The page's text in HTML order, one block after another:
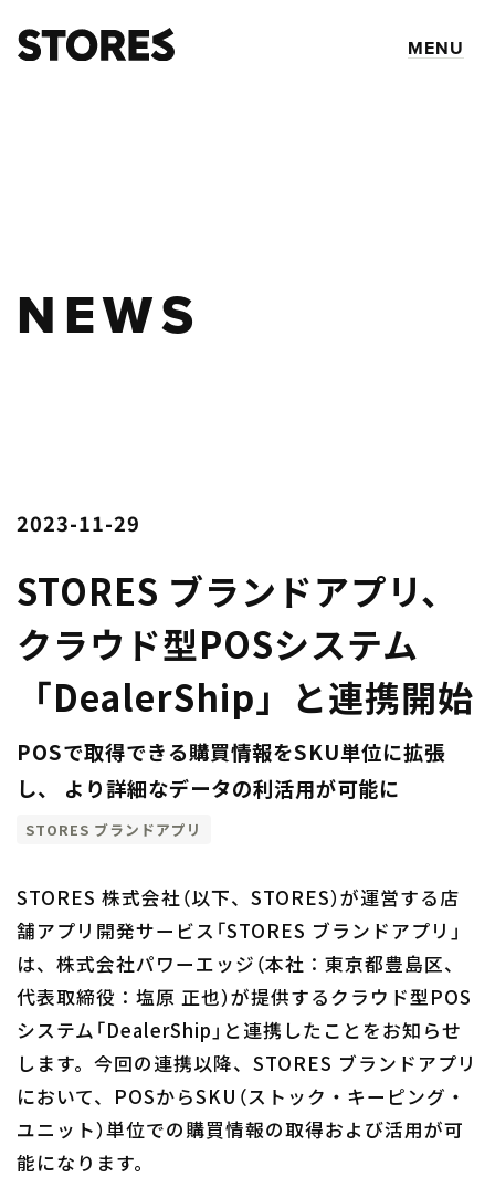
MENU
NEWS
2023-11-29
STORES ブランドアプリ、
クラウド型POSシステム
「DealerShip」と連携開始
POSで取得できる購買情報をSKU単位に拡張
し、 より詳細なデータの利活用が可能に
STORES ブランドアプリ
STORES 株式会社（以下、STORES）が運営する店
舗アプリ開発サービス「STORES ブランドアプリ」
は、株式会社パワーエッジ（本社：東京都豊島区、
代表取締役：塩原 正也）が提供するクラウド型POS
システム「DealerShip」と連携したことをお知らせ
します。今回の連携以降、STORES ブランドアプリ
において、POSからSKU（ストック・キーピング・
ユニット）単位での購買情報の取得および活用が可
能になります。